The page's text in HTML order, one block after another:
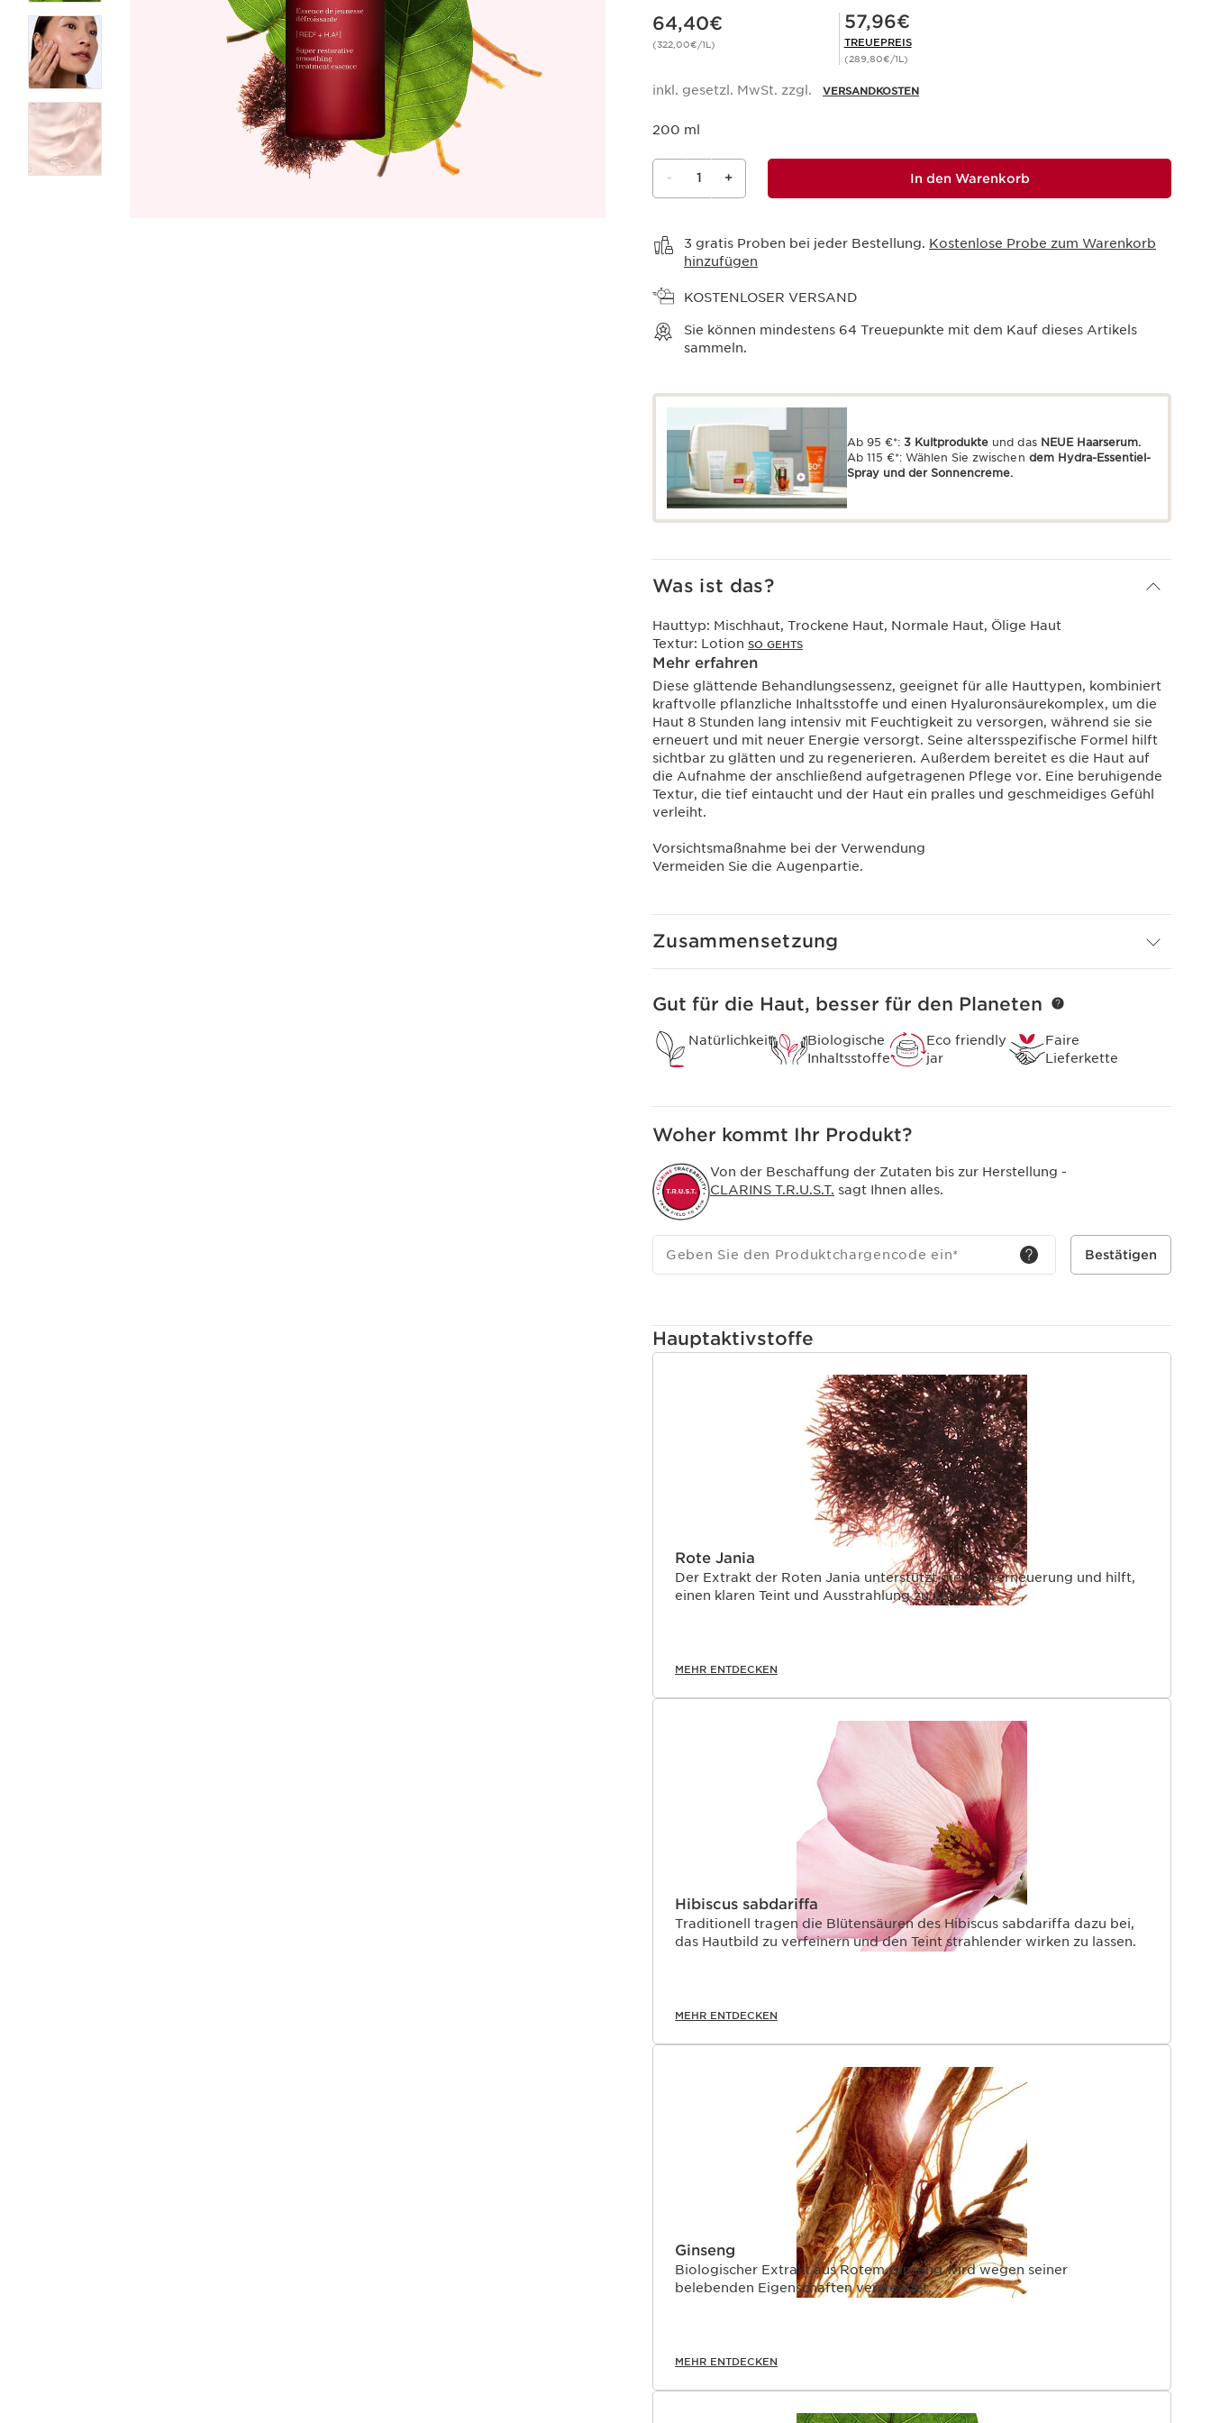
Aktueller Preis 64,40€
64,40€
(322,00€/1L)
Mitgliederpreis 57,96€
57,96€
TREUEPREIS
(289,80€/1L)
inkl. gesetzl. MwSt. zzgl. VERSANDKOSTEN
200 ml
- 1 + In den Warenkorb
3 gratis Proben bei jeder Bestellung. Kostenlose Probe zum Warenkorb
hinzufügen
KOSTENLOSER VERSAND
Sie können mindestens 64 Treuepunkte mit dem Kauf dieses Artikels
sammeln.
Ab 95 €*:3 Kultprodukte und das NEUE Haarserum.
Ab 115 €*: Wählen Sie zwischen dem Hydra-Essentiel-
Spray und der Sonnencreme.
Was ist das?
Hauttyp: Mischhaut, Trockene Haut, Normale Haut, Ölige Haut
Textur: Lotion SO GEHTS
Mehr erfahren
Diese glättende Behandlungsessenz, geeignet für alle Hauttypen, kombiniert
kraftvolle pflanzliche Inhaltsstoffe und einen Hyaluronsäurekomplex, um die
Haut 8 Stunden lang intensiv mit Feuchtigkeit zu versorgen, während sie sie
erneuert und mit neuer Energie versorgt. Seine altersspezifische Formel hilft
sichtbar zu glätten und zu regenerieren. Außerdem bereitet es die Haut auf
die Aufnahme der anschließend aufgetragenen Pflege vor. Eine beruhigende
Textur, die tief eintaucht und der Haut ein pralles und geschmeidiges Gefühl
verleiht.
Vorsichtsmaßnahme bei der Verwendung
Vermeiden Sie die Augenpartie.
Zusammensetzung
Gut für die Haut, besser für den Planeten
Natürlichkeit
Biologische
Inhaltsstoffe
Eco friendly
jar
Faire
Lieferkette
Woher kommt Ihr Produkt?
Von der Beschaffung der Zutaten bis zur Herstellung -
CLARINS T.R.U.S.T. sagt Ihnen alles.
Geben Sie den Produktchargencode ein* Bestätigen
Hauptaktivstoffe
Rote Jania
Der Extrakt der Roten Jania unterstützt die Hauterneuerung und hilft,
einen klaren Teint und Ausstrahlung zu verleihen.
MEHR ENTDECKEN
Hibiscus sabdariffa
Traditionell tragen die Blütensäuren des Hibiscus sabdariffa dazu bei,
das Hautbild zu verfeinern und den Teint strahlender wirken zu lassen.
MEHR ENTDECKEN
Ginseng
Biologischer Extrakt aus Rotem Ginseng wird wegen seiner
belebenden Eigenschaften verwendet.
MEHR ENTDECKEN